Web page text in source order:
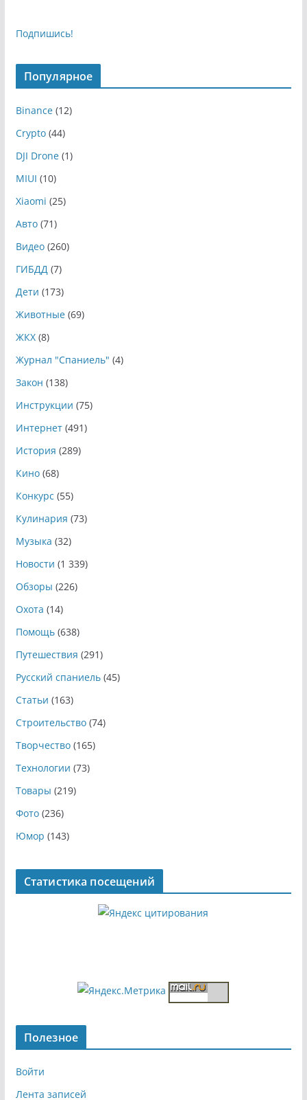
Подпишись!
Популярное
Binance(12)
Crypto(44)
DJI Drone(1)
MIUI (10)
Xiaomi (25)
Авто(71)
Видео(260)
ГИБДД(7)
Дети (173)
Животные(69)
ЖКХ(8)
Журнал "Спаниель" (4)
Закон (138)
Инструкции (75)
Интернет(491)
История (289)
Кино(68)
Конкурс (55)
Кулинария (73)
Музыка (32)
Новости (1 339)
Обзоры (226)
Охота (14)
Помощь(638)
Путешествия (291)
Русский спаниель(45)
Статьи (163)
Строительство(74)
Творчество(165)
Технологии (73)
Товары (219)
Фото(236)
Юмор (143)
Статистика посещений
Полезное
Войти
Лента записей